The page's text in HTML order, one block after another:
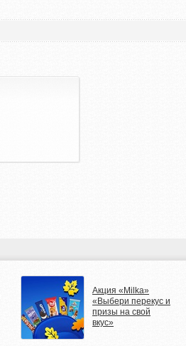
Акция «Milka»
«Выбери перекус и
призы на свой
вкус»